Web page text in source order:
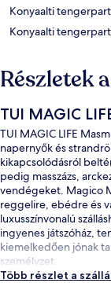
Konyaalti tengerpart
Konyaalti tengerpart
Részletek
TUI MAGIC
TUI MAGIC LIFE
napernyők és
kikapcsolódásról
pedig masszázs,
vendégeket. Magico
reggelire, ebédre és
luxusszínvonalú
ingyenes játszóház,
kiemelkedően jónak
személyzet.
Több részlet a